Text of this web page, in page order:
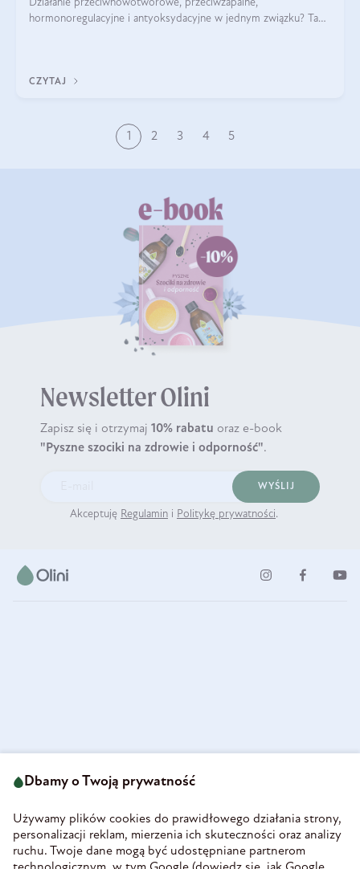
Działanie przeciwnowotworowe, przeciwzapalne,
hormonoregulacyjne i antyoksydacyjne w jednym związku? Tak
CZYTAJ
1 2 3 4 5
Newsletter Olini
Zapisz się i otrzymaj 10% rabatu oraz e-book
"Pyszne szociki na zdrowie i odporność".
WYŚLIJ
Akceptuję Regulamin i Politykę prywatności.
58-160 Świebodzice
REGON 890213034
INFORMACJE
Dbamy o Twoją prywatność
Używamy plików cookies do prawidłowego działania strony,
personalizacji reklam, mierzenia ich skuteczności oraz analizy
ruchu. Twoje dane mogą być udostępniane partnerom